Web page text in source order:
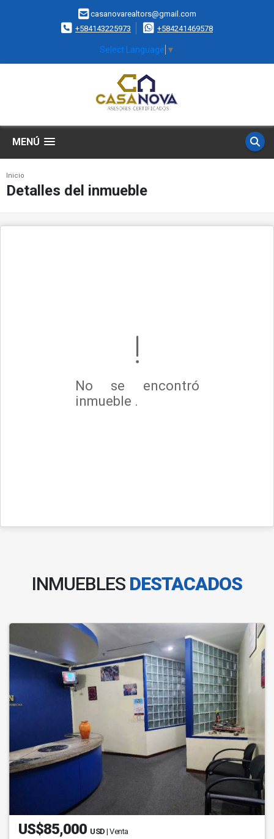
casanovarealtors@gmail.com
+584143225973
+584241469578
Select Language ▼
MENÚ
Inicio
Detalles del inmueble
No se encontró
inmueble .
INMUEBLES DESTACADOS
US$85,000 USD | Venta